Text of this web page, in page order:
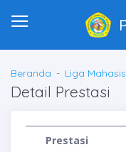
Beranda Liga
Detail Prestasi
Prestasi